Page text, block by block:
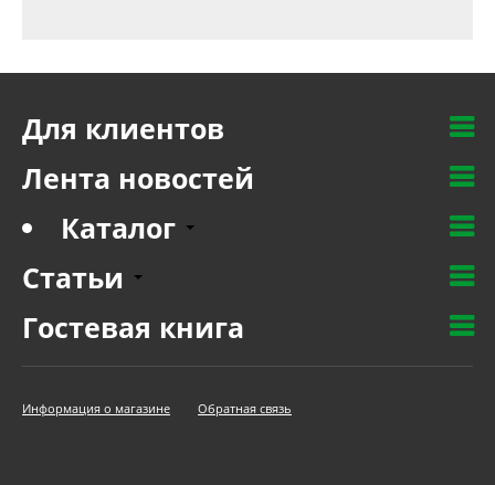
Для клиентов
Лента новостей
Каталог
Статьи
Гостевая книга
Информация о магазине Обратная связь